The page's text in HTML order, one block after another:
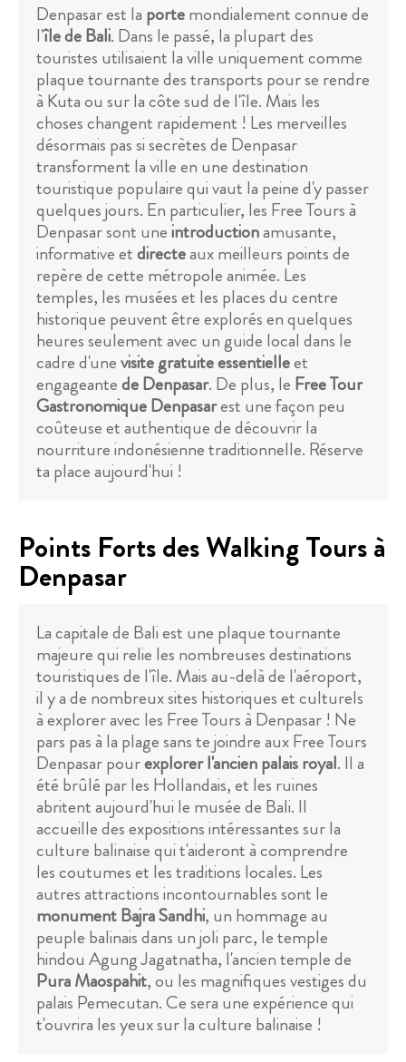
Denpasar est la portemondialement connue de
l'île de Bali. Dans le passé, la plupart des
touristes utilisaient la ville uniquement comme
plaque tournante des transports pour se rendre
à Kuta ou sur la côte sud de l'île. Mais les
choses changent rapidement ! Les merveilles
désormais pas si secrètes de Denpasar
transforment la ville en une destination
touristique populaire qui vaut la peine d'y passer
quelques jours. En particulier, les Free Tours à
Denpasar sont uneintroductionamusante,
informative etdirecteaux meilleurs points de
repère de cette métropole animée. Les
temples, les musées et les places du centre
historique peuvent être explorés en quelques
heures seulement avec un guide local dans le
cadre d'unevisite gratuite essentielleet
engageantede Denpasar. De plus, le Free Tour
Gastronomique Denpasarest une façon peu
coûteuse et authentique de découvrir la
nourriture indonésienne traditionnelle. Réserve
ta place aujourd'hui !
Points Forts des Walking Tours à
Denpasar
La capitale de Bali est une plaque tournante
majeure qui relie les nombreuses destinations
touristiques de l'île. Mais au-delà de l'aéroport,
il y a de nombreux sites historiques et culturels
à explorer avec les Free Tours à Denpasar ! Ne
pars pas à la plage sans te joindre aux Free Tours
Denpasar pourexplorer l'ancien palais royal. Il a
été brûlé par les Hollandais, et les ruines
abritent aujourd'hui le musée de Bali. Il
accueille des expositions intéressantes sur la
culture balinaise qui t'aideront à comprendre
les coutumes et les traditions locales. Les
autres attractions incontournables sont le
monument Bajra Sandhi, un hommage au
peuple balinais dans un joli parc, le temple
hindou Agung Jagatnatha, l'ancien temple de
Pura Maospahit, ou les magnifiques vestiges du
palais Pemecutan. Ce sera une expérience qui
t'ouvrira les yeux sur la culture balinaise !